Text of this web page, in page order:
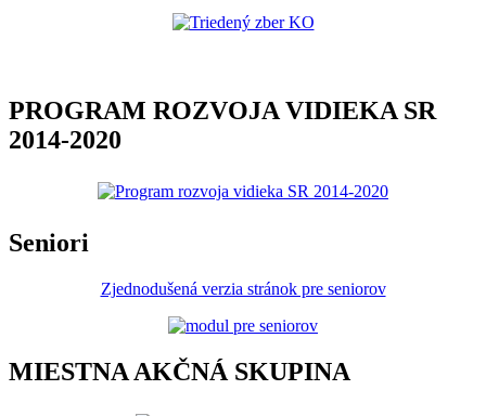
PROGRAM ROZVOJA VIDIEKA SR
2014-2020
Seniori
Zjednodušená verzia stránok pre seniorov
MIESTNA AKČNÁ SKUPINA